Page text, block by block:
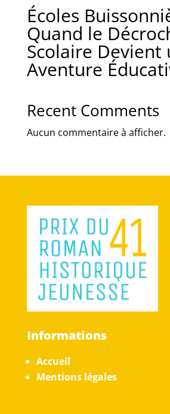
Écoles
Quand le
Scolaire Devient
Aventure
Recent Comments
Aucun commentaire à afficher.
Informations
Accueil
Mentions légales